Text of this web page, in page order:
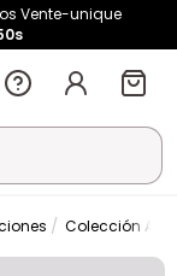
Vente-unique
Colección